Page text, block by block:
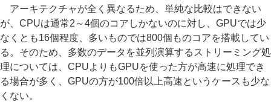
アーキテクチャが全く異なるため、単純な比較はできない
が、CPUは通常2～4個のコアしかないのに対し、GPUでは少
なくとも16個程度、多いものでは800個ものコアを搭載してい
る。そのため、多数のデータを並列演算するストリーミング処
理については、CPUよりもGPUを使った方が高速に処理でき
る場合が多く、GPUの方が100倍以上高速というケースも少な
くない。